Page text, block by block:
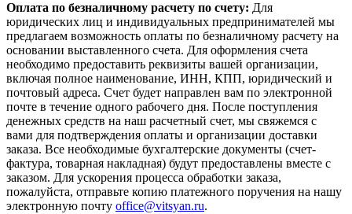
Оплата по безналичному расчету по счету: Для
юридических лиц и индивидуальных предпринимателей мы
предлагаем возможность оплаты по безналичному расчету на
основании выставленного счета. Для оформления счета
необходимо предоставить реквизиты вашей организации,
включая полное наименование, ИНН, КПП, юридический и
почтовый адреса. Счет будет направлен вам по электронной
почте в течение одного рабочего дня. После поступления
денежных средств на наш расчетный счет, мы свяжемся с
вами для подтверждения оплаты и организации доставки
заказа. Все необходимые бухгалтерские документы (счет-
фактура, товарная накладная) будут предоставлены вместе с
заказом. Для ускорения процесса обработки заказа,
пожалуйста, отправьте копию платежного поручения на нашу
электронную почту office@vitsyan.ru.